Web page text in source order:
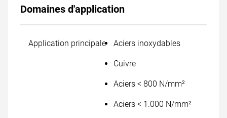
Domaines d'application
Application principale Aciers inoxydables
Cuivre
Aciers < 800 N/mm²
Aciers < 1.000 N/mm²